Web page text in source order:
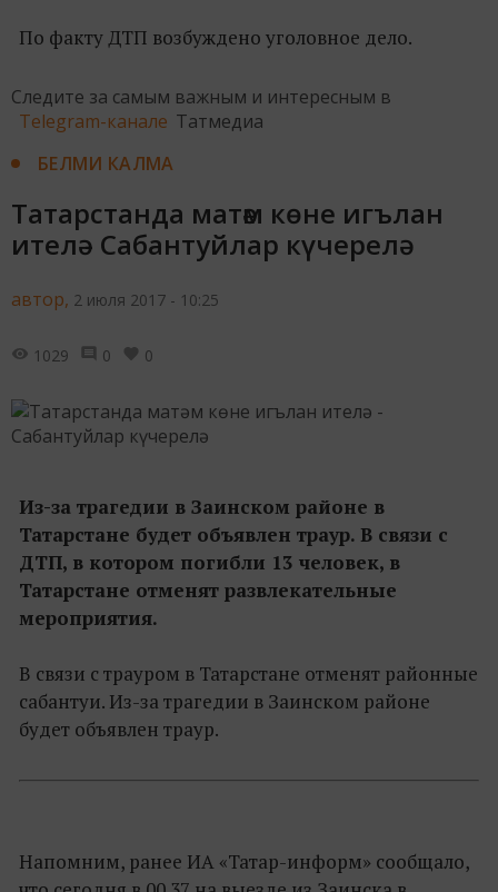
По факту ДТП возбуждено уголовное дело.
Следите за самым важным и интересным в
Telegram-канале Татмедиа
БЕЛМИ КАЛМА
Татарстанда матәм көне игълан
ителә - Сабантуйлар күчерелә
автор, 2 июля 2017 - 10:25
1029 0 0
Из-за трагедии в Заинском районе в
Татарстане будет объявлен траур. В связи с
ДТП, в котором погибли 13 человек, в
Татарстане отменят развлекательные
мероприятия.
В связи с трауром в Татарстане отменят районные
сабантуи. Из-за трагедии в Заинском районе
будет объявлен траур.
Напомним, ранее ИА «Татар-информ» сообщало,